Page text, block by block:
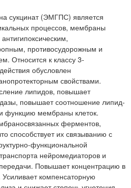
сукцинат (ЭМГПС) является
процессов, мембраны
противосудорожным и
Относится к классу 3-
обусловлен
свойствами.
липидов, повышает
повышает соотношение липид-
функцию мембраны клеток.
ферментов,
способствует их связыванию с
функциональной
нейромедиаторов и
Повышает концентрацию в
компенсаторную